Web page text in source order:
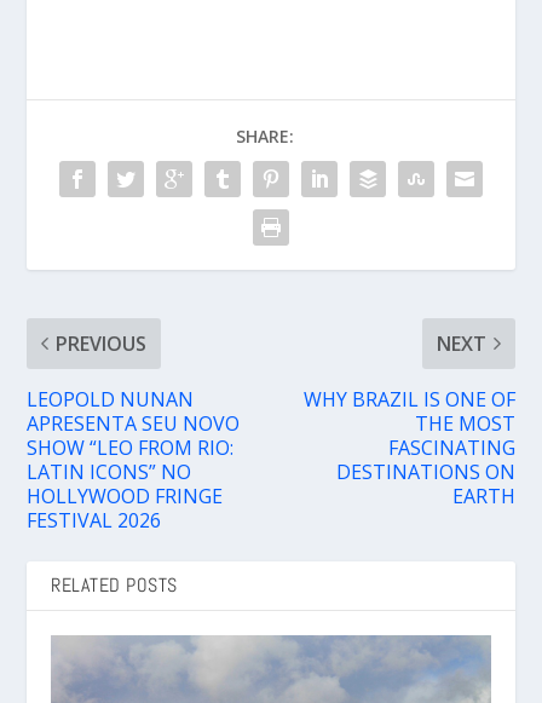
SHARE:
PREVIOUS
LEOPOLD NUNAN
APRESENTA SEU NOVO
SHOW “LEO FROM RIO:
LATIN ICONS” NO
HOLLYWOOD FRINGE
FESTIVAL 2026
NEXT
WHY BRAZIL IS ONE OF
THE MOST
FASCINATING
DESTINATIONS ON
EARTH
RELATED POSTS